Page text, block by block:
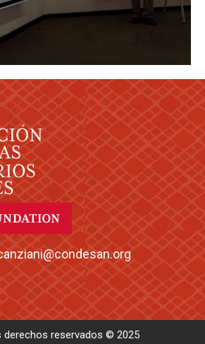
derechos reservados © 2025